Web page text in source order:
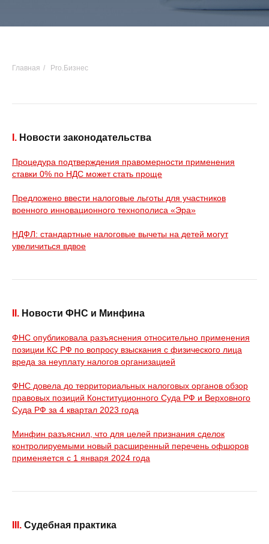
Главная / Pro.Бизнес
I. Новости законодательства
Процедура подтверждения правомерности применения
ставки 0% по НДС может стать проще
Предложено ввести налоговые льготы для участников
военного инновационного технополиса «Эра»
НДФЛ: стандартные налоговые вычеты на детей могут
увеличиться вдвое
II. Новости ФНС и Минфина
ФНС опубликовала разъяснения относительно применения
позиции КС РФ по вопросу взыскания с физического лица
вреда за неуплату налогов организацией
ФНС довела до территориальных налоговых органов обзор
правовых позиций Конституционного Суда РФ и Верховного
Суда РФ за 4 квартал 2023 года
Минфин разъяснил, что для целей признания сделок
контролируемыми новый расширенный перечень офшоров
применяется с 1 января 2024 года
III. Судебная практика